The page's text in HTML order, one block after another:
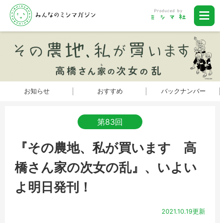
お知らせ おすすめ バックナンバー
第83回
『その農地、私が買います 高
橋さん家の次女の乱』、いよい
よ明日発刊！
2021.10.19更新